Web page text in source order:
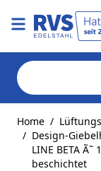
Home /
/ Design-
LINE BETA
beschichtet